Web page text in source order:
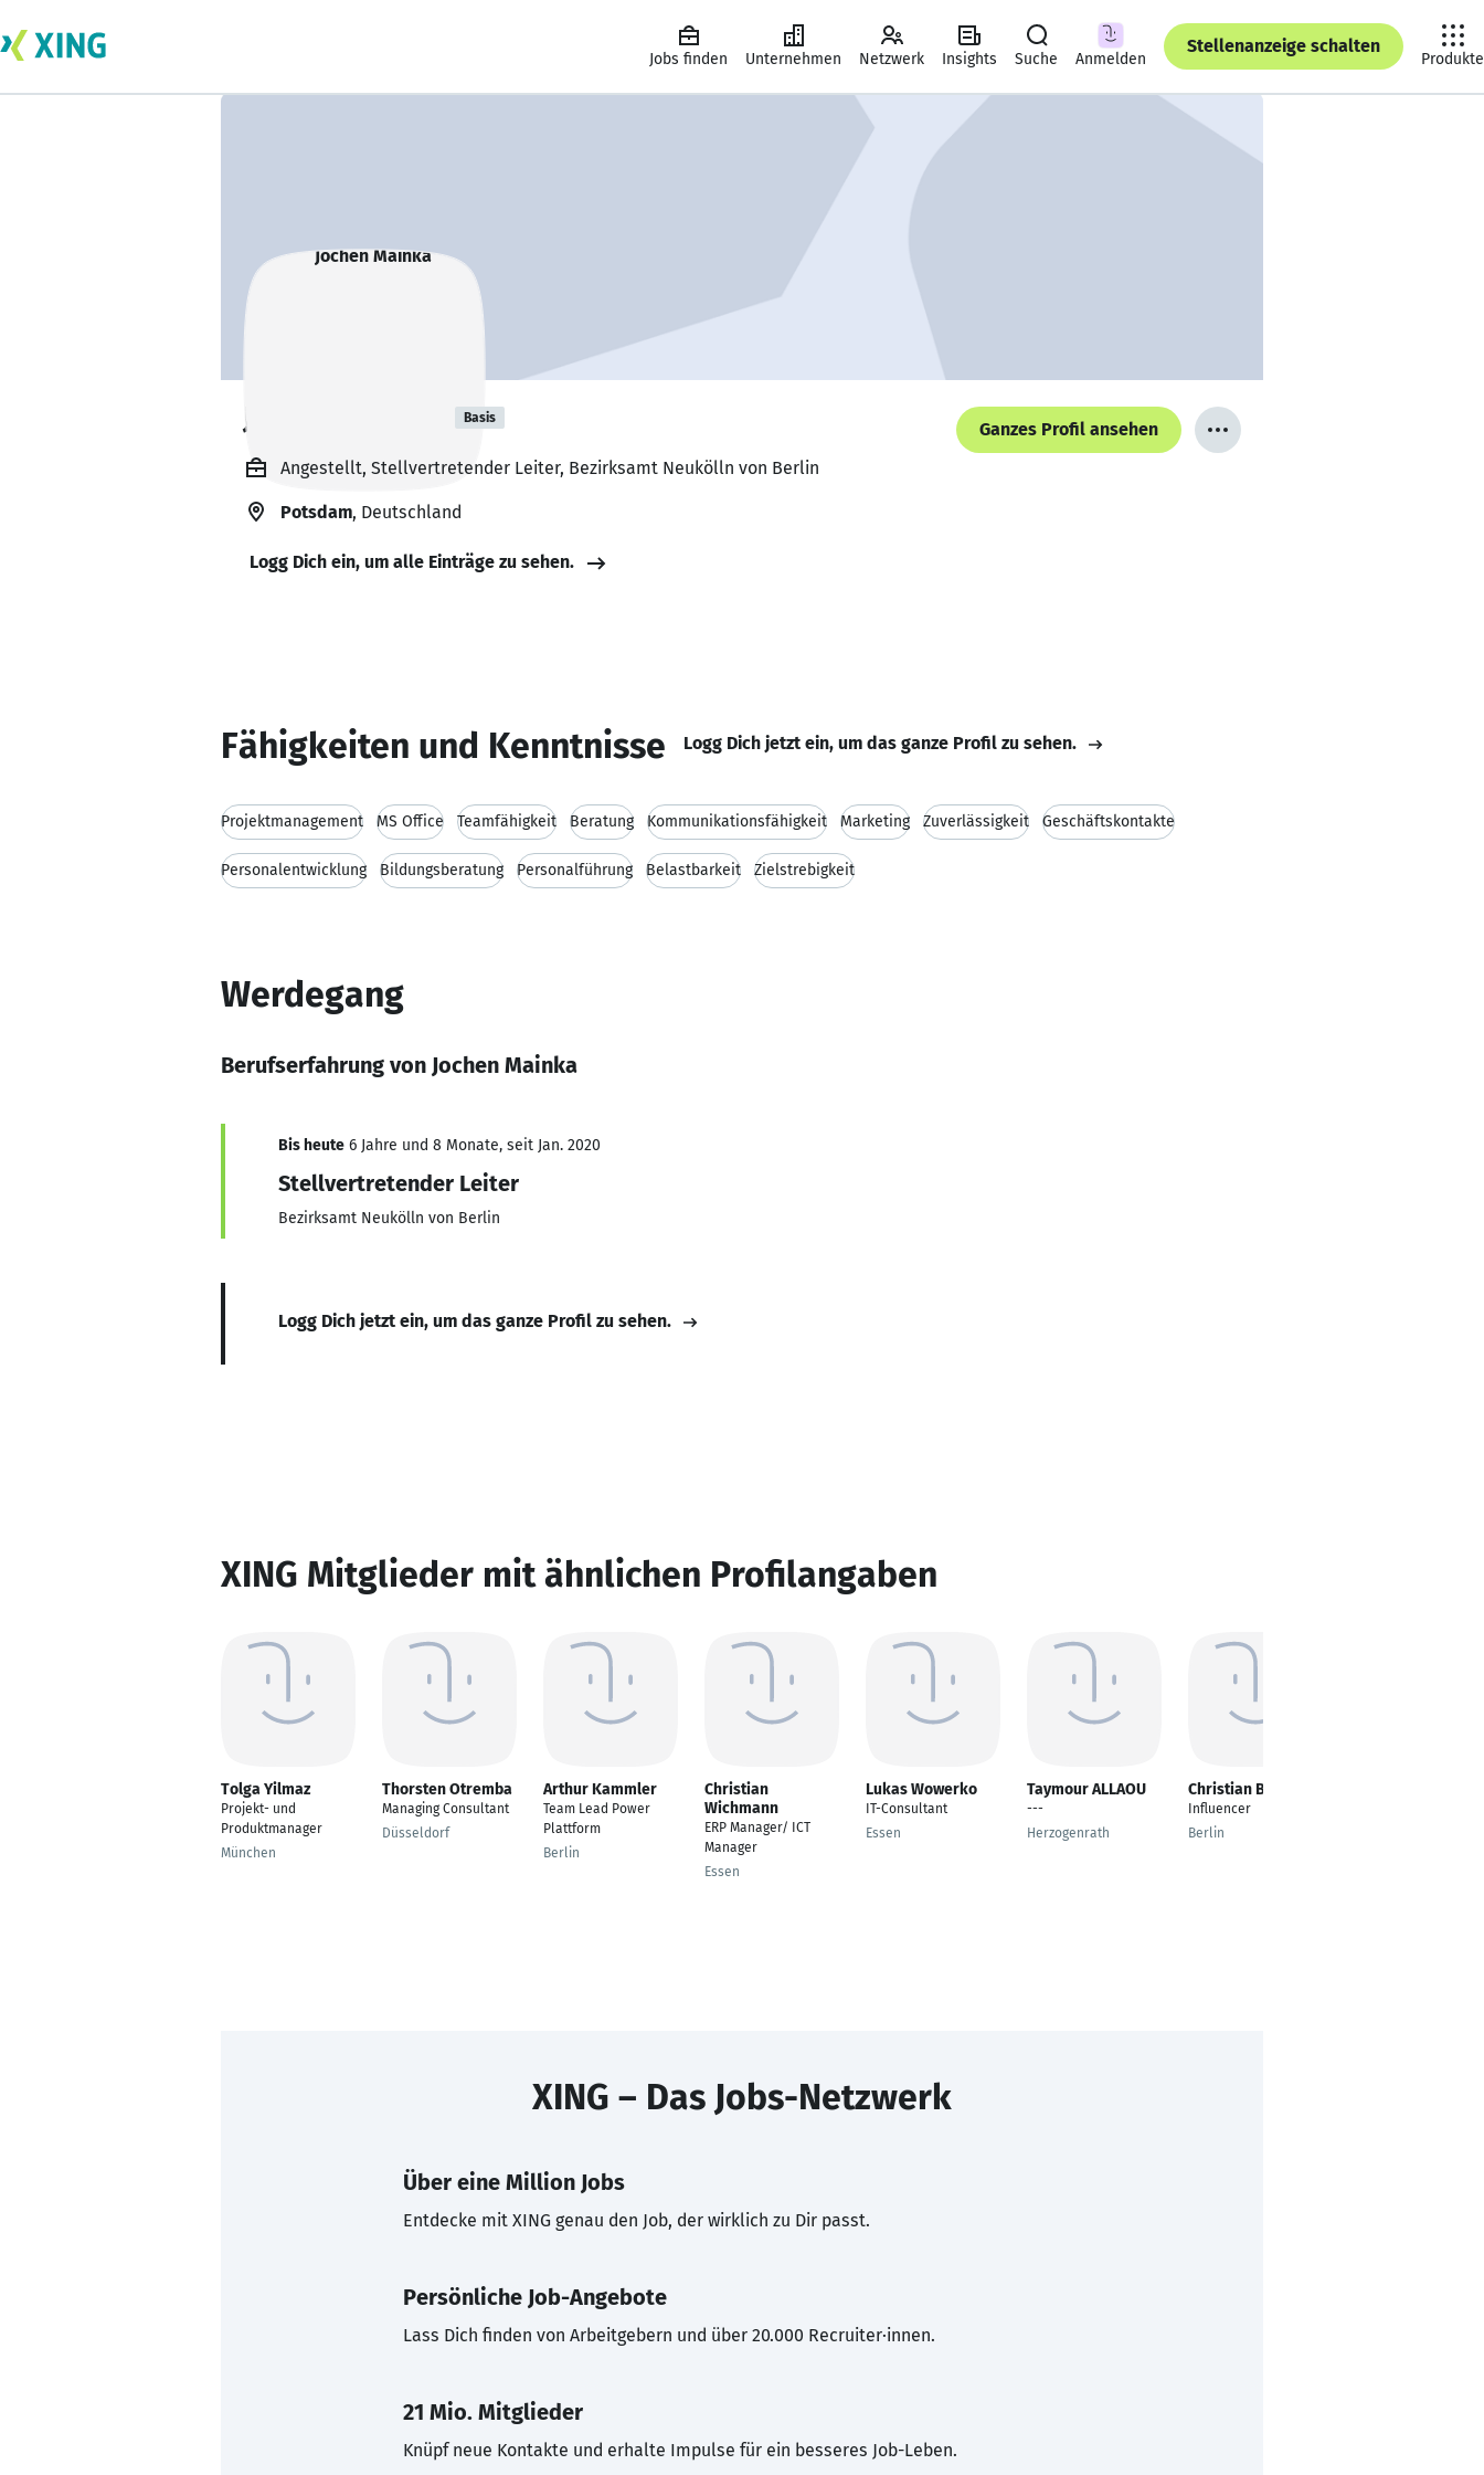
Jobs finden Unternehmen Netzwerk Insights Suche Anmelden
Stellenanzeige schalten
Produkte
Jochen Mainka Basis
Ganzes Profil ansehen
Angestellt, Stellvertretender Leiter, Bezirksamt Neukölln von Berlin
Potsdam, Deutschland
Logg Dich ein, um alle Einträge zu sehen.
Fähigkeiten und Kenntnisse Logg Dich jetzt ein, um das ganze Profil zu sehen.
Projektmanagement MS Office Teamfähigkeit Beratung Kommunikationsfähigkeit Marketing Zuverlässigkeit Geschäftskontakte
Personalentwicklung Bildungsberatung Personalführung Belastbarkeit Zielstrebigkeit
Werdegang
Berufserfahrung von Jochen Mainka
Bis heute 6 Jahre und 8 Monate, seit Jan. 2020
Stellvertretender Leiter
Bezirksamt Neukölln von Berlin
Logg Dich jetzt ein, um das ganze Profil zu sehen.
XING Mitglieder mit ähnlichen Profilangaben
Tolga Yilmaz
Projekt- und
Produktmanager
München
Thorsten Otremba
Managing Consultant
Düsseldorf
Arthur Kammler
Team Lead Power
Plattform
Berlin
Christian
Wichmann
ERP Manager/ ICT
Manager
Essen
Lukas Wowerko
IT-Consultant
Essen
Taymour ALLAOU
---
Herzogenrath
Christian Breier
Influencer
Berlin
XING – Das Jobs-Netzwerk
Über eine Million Jobs
Entdecke mit XING genau den Job, der wirklich zu Dir passt.
Persönliche Job-Angebote
Lass Dich finden von Arbeitgebern und über 20.000 Recruiter·innen.
21 Mio. Mitglieder
Knüpf neue Kontakte und erhalte Impulse für ein besseres Job-Leben.